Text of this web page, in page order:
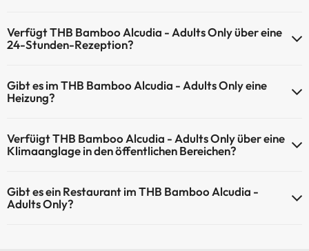
Außenpool (Sommersaison)
Außenpool (ganzjährig)
an (einige davon können kostenpflichtig sein):
Verfügt THB Bamboo Alcudia - Adults Only über eine
24-Stunden-Rezeption?
Rezeption.
Gibt es im THB Bamboo Alcudia - Adults Only eine
Heizung?
Gemeinschaftsräumen.
Verfüigt THB Bamboo Alcudia - Adults Only über eine
Klimaanglage in den öffentlichen Bereichen?
Gemeinschaftsräumen.
Gibt es ein Restaurant im THB Bamboo Alcudia -
Adults Only?